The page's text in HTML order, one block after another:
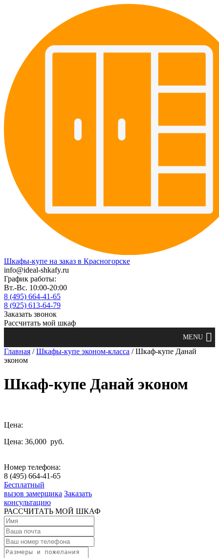
Шкафы-купе на заказ в Красногорске
info@ideal-shkafy.ru
График работы:
Вт.-Вс. 10:00-20:00
8 (495) 664-41-65
8 (925) 613-64-79
Заказать звонок
Рассчитать мой шкаф
Главная /Шкафы-купе эконом-класса / Шкаф-купе Данай
эконом
Шкаф-купе Данай эконом
Цена:
Цена: 36,000 руб.
Номер телефона:
8 (495) 664-41-65
Бесплатный
вызов замерщика Заказать
консультацию
РАССЧИТАТЬ МОЙ ШКАФ